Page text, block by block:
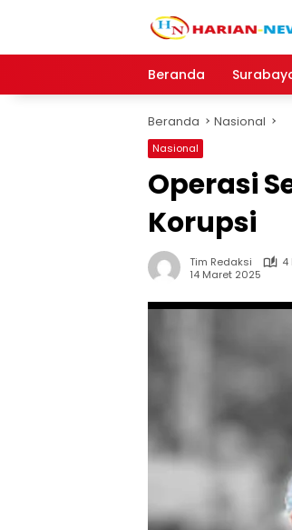
Beranda
Beranda Nasional
Nasional
Operasi
Korupsi
Tim Redaksi
4
14 Maret 2025